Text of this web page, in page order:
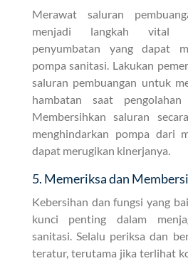
Merawat saluran
menjadi langkah vital
penyumbatan yang dapat
pompa sanitasi. Lakukan
saluran pembuangan untuk
hambatan saat
Membersihkan saluran
menghindarkan pompa dari
dapat merugikan kinerjanya.
5. Memeriksa dan
Kebersihan dan fungsi yang
kunci penting dalam
sanitasi. Selalu periksa dan
teratur, terutama jika terlihat